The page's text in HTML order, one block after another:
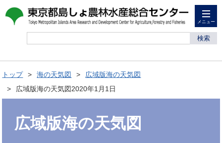
メニュー
検索
トップ 海の天気図
広域版海の天気図
広域版海の天気図2020年1月1日
広域版海の天気図